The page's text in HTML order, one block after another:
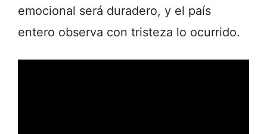
emocional será duradero, y el país
entero observa con tristeza lo ocurrido.